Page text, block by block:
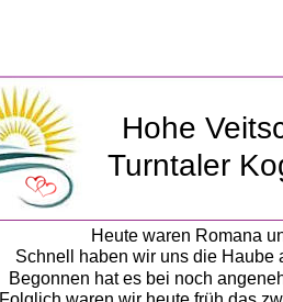
Heute waren Romana
Schnell haben wir uns die Haube
Begonnen hat es bei noch
Hohe
Turntaler